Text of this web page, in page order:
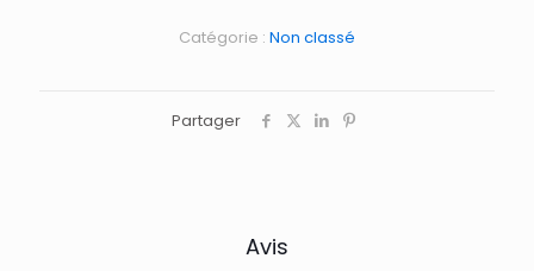
Catégorie : Non classé
Partager
Avis